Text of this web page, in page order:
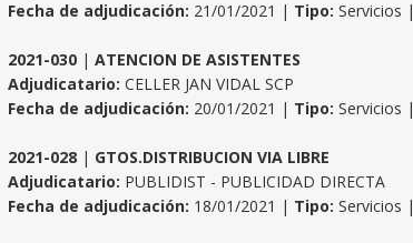
Fecha de adjudicación: 21/01/2021 | Tipo: Servicios |
2021-030 | ATENCION DE ASISTENTES
Adjudicatario: CELLER JAN VIDAL SCP
Fecha de adjudicación: 20/01/2021 | Tipo: Servicios |
2021-028 | GTOS.DISTRIBUCION VIA LIBRE
Adjudicatario: PUBLIDIST - PUBLICIDAD DIRECTA
Fecha de adjudicación: 18/01/2021 | Tipo: Servicios |